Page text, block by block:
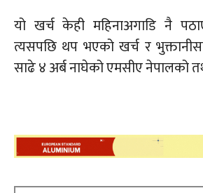
यो खर्च केही महिनाअगाडि नै
त्यसपछि थप भएको खर्च र
साढे ४ अर्ब नाघेको एमसीए नेपालको